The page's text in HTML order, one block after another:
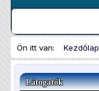
Ön itt van: Kezdőlap
Látogatók